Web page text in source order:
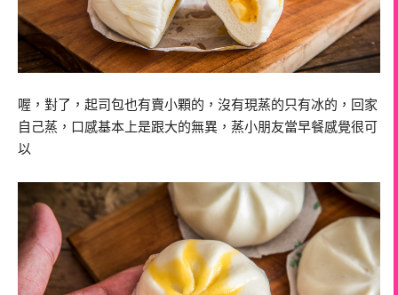
喔，對了，起司包也有賣小顆的，沒有現蒸的只有冰的，回家
自己蒸，口感基本上是跟大的無異，蒸小朋友當早餐感覺很可
以